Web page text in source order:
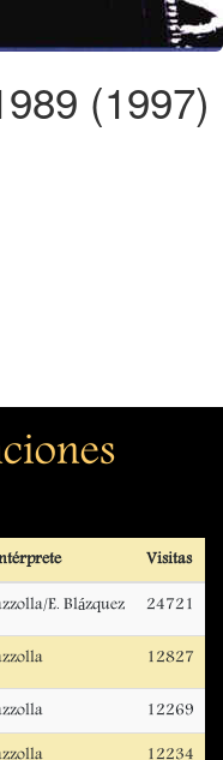
(1997)
Visitas
E. Blázquez 24721
12827
12269
12234